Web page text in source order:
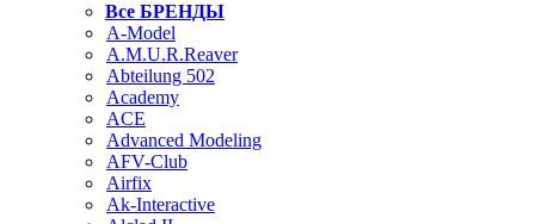
Все БРЕНДЫ
A-Model
A.M.U.R.Reaver
Abteilung 502
Academy
ACE
Advanced Modeling
AFV-Club
Airfix
Ak-Interactive